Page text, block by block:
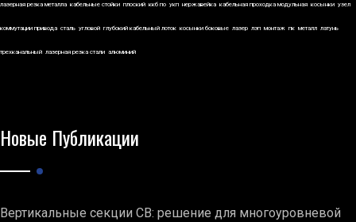
лазерная резка металла кабельные стойки плоский ккб по укп нержавейка кабельная проходка модульная косынки узел
коммутации привода сталь угловой глубокий кабельный лоток косынки боковые лазер лэп монтаж пк металл латунь
трехканальный лазерная резка стали алюминий
Новые Публикации
Вертикальные секции СВ: решение для многоуровневой